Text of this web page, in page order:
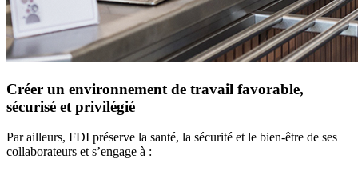
Créer un environnement de travail favorable,
sécurisé et privilégié
Par ailleurs, FDI préserve la santé, la sécurité et le bien-être de ses
collaborateurs et s’engage à :